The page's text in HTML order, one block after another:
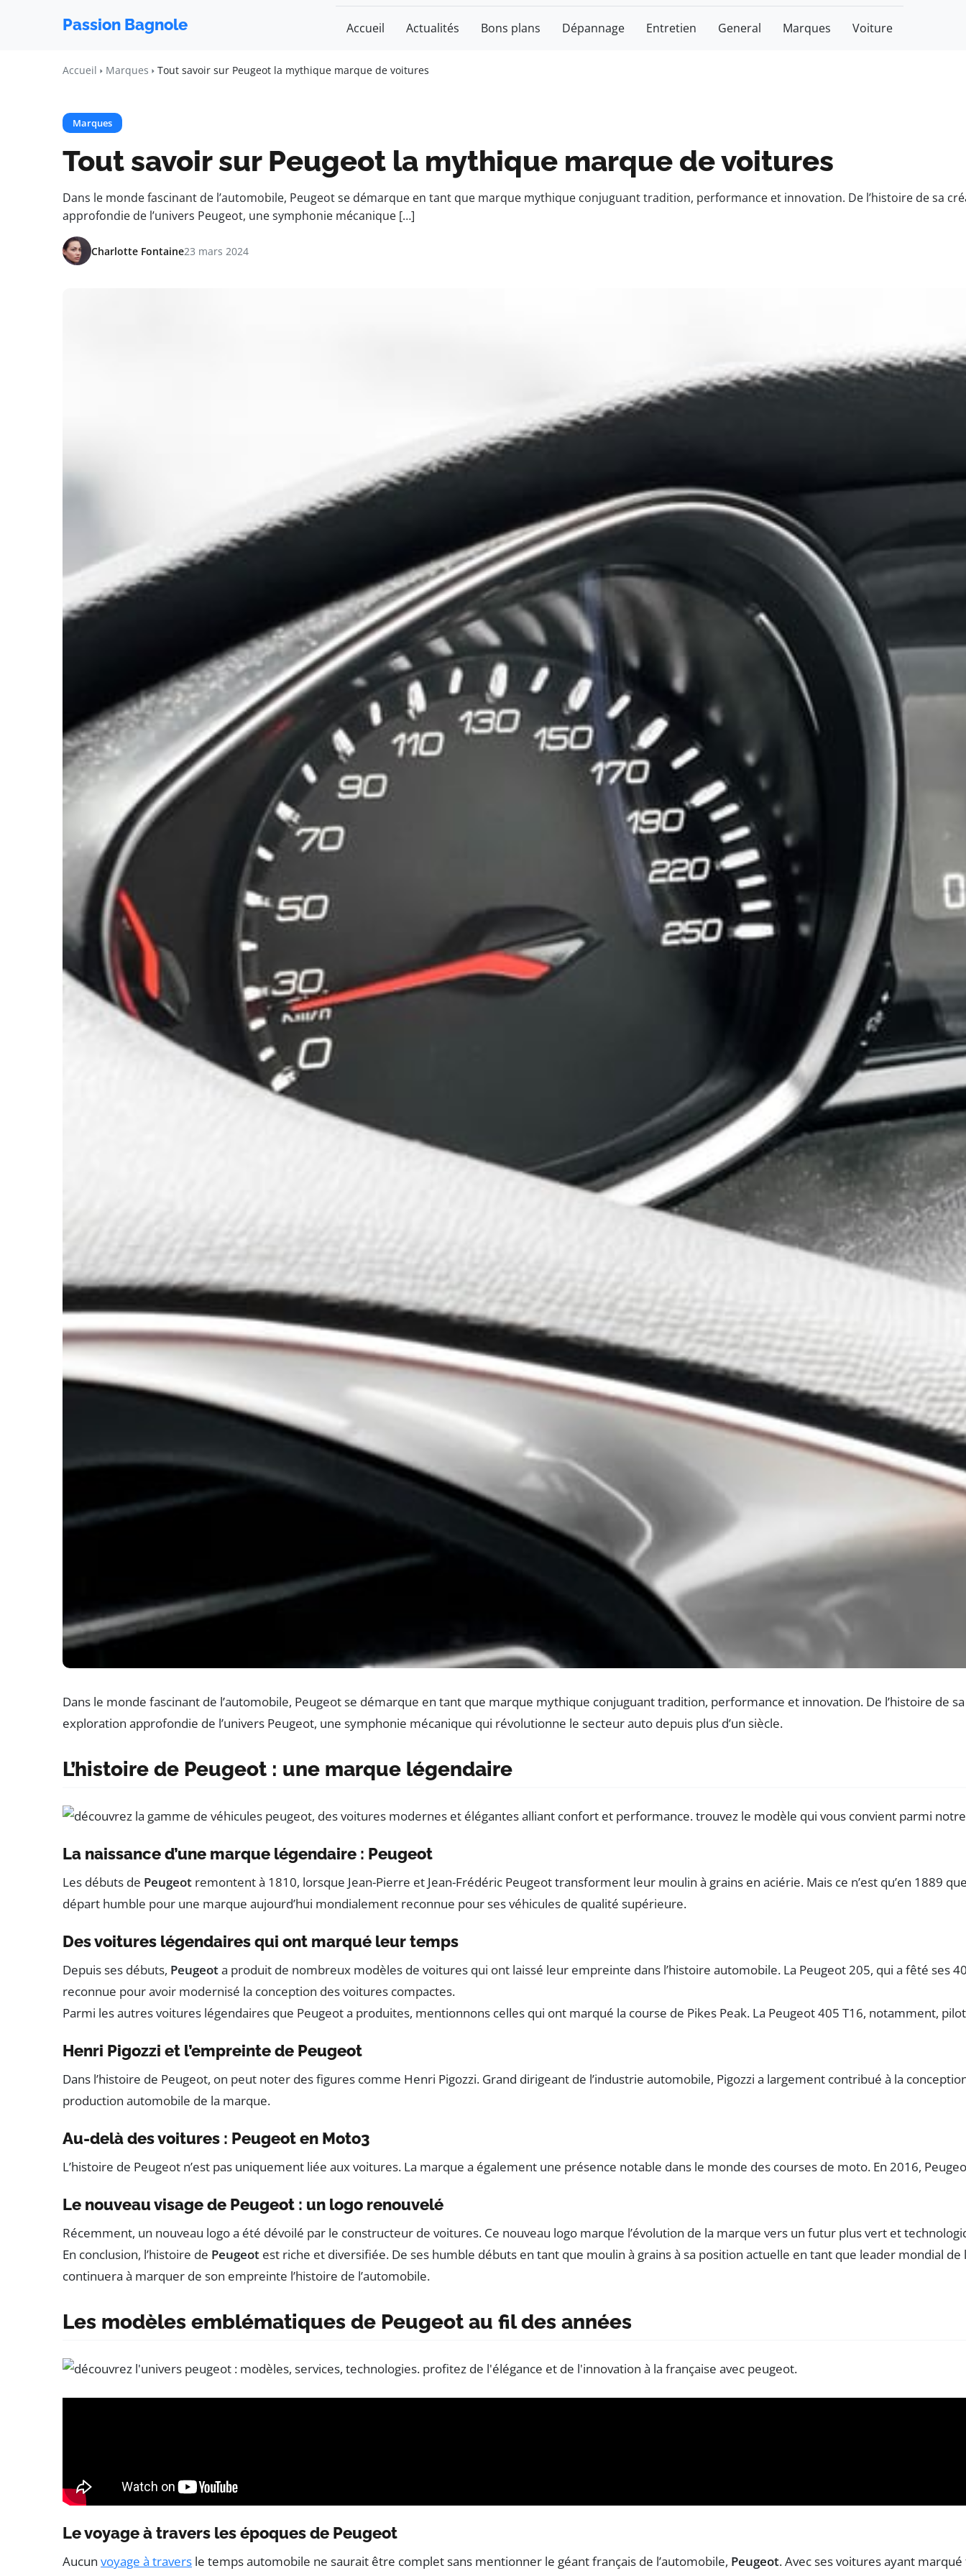
Passion Bagnole Accueil Actualités Bons plans Dépannage Entretien General Marques Voiture
Accueil Marques Tout savoir sur Peugeot la mythique marque de voitures
Marques
Tout savoir sur Peugeot la mythique marque de voitures
Dans le monde fascinant de l’automobile, Peugeot se démarque en tant que marque mythique conjuguant tradition, performance et innovation. De l’histoire de
approfondie de l’univers Peugeot, une symphonie mécanique […]
Charlotte Fontaine23 mars 2024
Dans le monde fascinant de l’automobile, Peugeot se démarque en tant que marque mythique conjuguant tradition, performance et innovation. De l’histoire
exploration approfondie de l’univers Peugeot, une symphonie mécanique qui révolutionne le secteur auto depuis plus d’un siècle.
L’histoire de Peugeot : une marque légendaire
La naissance d’une marque légendaire : Peugeot
Les débuts de Peugeot remontent à 1810, lorsque Jean-Pierre et Jean-Frédéric Peugeot transforment leur moulin à grains en aciérie. Mais ce n’est qu’en
départ humble pour une marque aujourd’hui mondialement reconnue pour ses véhicules de qualité supérieure.
Des voitures légendaires qui ont marqué leur temps
Depuis ses débuts, Peugeota produit de nombreux modèles de voitures qui ont laissé leur empreinte dans l’histoire automobile. La Peugeot 205, qui a fêté ses
reconnue pour avoir modernisé la conception des voitures compactes.
Parmi les autres voitures légendaires que Peugeot a produites, mentionnons celles qui ont marqué la course de Pikes Peak. La Peugeot 405 T16, notamment,
Henri Pigozzi et l’empreinte de Peugeot
Dans l’histoire de Peugeot, on peut noter des figures comme Henri Pigozzi. Grand dirigeant de l’industrie automobile, Pigozzi a largement contribué à la
production automobile de la marque.
Au-delà des voitures : Peugeot en Moto3
L’histoire de Peugeot n’est pas uniquement liée aux voitures. La marque a également une présence notable dans le monde des courses de moto. En 2016,
Le nouveau visage de Peugeot : un logo renouvelé
Récemment, un nouveau logo a été dévoilé par le constructeur de voitures. Ce nouveau logo marque l’évolution de la marque vers un futur plus vert et
En conclusion, l’histoire de Peugeot est riche et diversifiée. De ses humble débuts en tant que moulin à grains à sa position actuelle en tant que leader mondial
continuera à marquer de son empreinte l’histoire de l’automobile.
Les modèles emblématiques de Peugeot au fil des années
Le voyage à travers les époques de Peugeot
Aucun voyage à travers le temps automobile ne saurait être complet sans mentionner le géant français de l’automobile, Peugeot. Avec ses voitures ayant